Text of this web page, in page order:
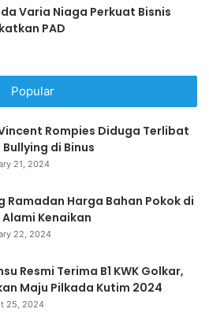
Varia Niaga Perkuat Bisnis
PAD
Popular
Rompies Diduga Terlibat
Bullying di Binus
21, 2024
Ramadan Harga Bahan Pokok di
Kenaikan
22, 2024
Resmi Terima B1 KWK Golkar,
Maju Pilkada Kutim 2024
25, 2024